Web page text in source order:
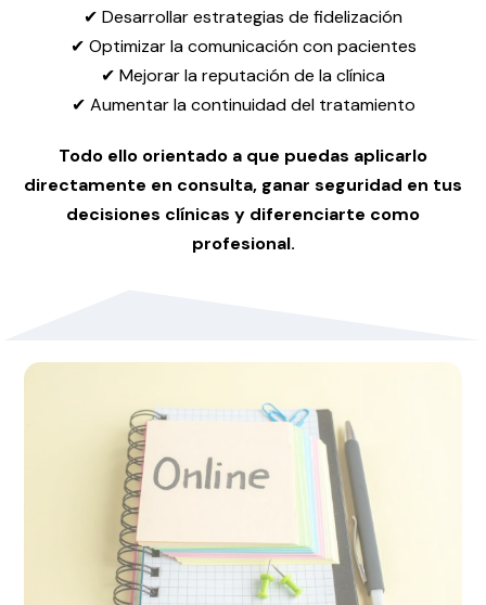
✔ Desarrollar estrategias de fidelización
✔ Optimizar la comunicación con pacientes
✔ Mejorar la reputación de la clínica
✔ Aumentar la continuidad del tratamiento
Todo ello orientado a que puedas aplicarlo
directamente en consulta, ganar seguridad en tus
decisiones clínicas y diferenciarte como
profesional.